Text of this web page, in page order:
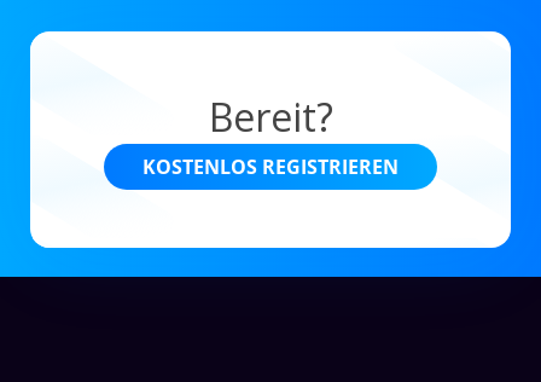
Bereit?
KOSTENLOS REGISTRIEREN